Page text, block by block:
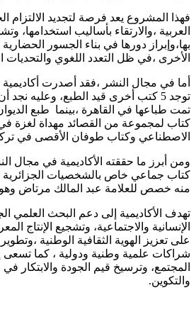
فهذا المشروع يعد فرصة لتجديد الالتزام
العربية ،والارتقاء بأساليب استخدامها،
بها،وإبراز دورها في بناء الجسور
الأخرى ،في ظل التعدد اللغوي والتحديات
توجد 5 كتب أخرى قيد الطبع، وعليه
تمت طباعها في القاهرة ،بينما طبع
كتاب لمجموعة من القصائد مهداة لغزة
الاصطناعي وكتاب طوفان الأقصى في
ومن أبرز ما حققته الأكاديمية في مجال
كتاب جماعي خاص بالشخصيات الجزائرية
منه خصص للعلامة عبد المالك مرتاض وهو
تهدف الأكاديمية إلى دعم البحث العلمي
الإنسانية والاجتماعية، وتشجيع الإنتاج
على تعزيز الهوية الثقافية الوطنية
شراكات علمية وطنية ودولية ، كما تسعى
المجتمع، وترسيخ قيم الجودة والابتكار
والتكوين.